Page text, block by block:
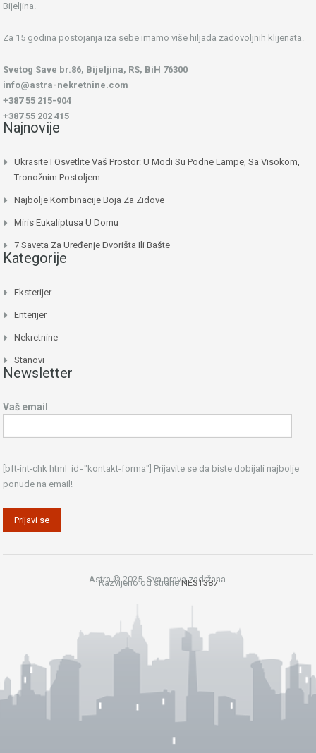
Bijeljina.
Za 15 godina postojanja iza sebe imamo više hiljada zadovoljnih klijenata.
Svetog Save br.86, Bijeljina, RS, BiH 76300
info@astra-nekretnine.com
+387 55 215-904
+387 55 202 415
Najnovije
Ukrasite I Osvetlite Vaš Prostor: U Modi Su Podne Lampe, Sa Visokom,
Tronožnim Postoljem
Najbolje Kombinacije Boja Za Zidove
Miris Eukaliptusa U Domu
7 Saveta Za Uređenje Dvorišta Ili Bašte
Kategorije
Eksterijer
Enterijer
Nekretnine
Stanovi
Newsletter
Vaš email
[bft-int-chk html_id="kontakt-forma"] Prijavite se da biste dobijali najbolje
ponude na email!
Astra © 2025. Sva prava zadržana.
Razvijeno od straneNEST387